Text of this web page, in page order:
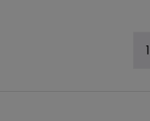
1